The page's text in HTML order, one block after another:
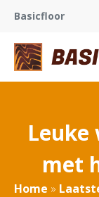
Basicfloor
Leuke
met
Home »